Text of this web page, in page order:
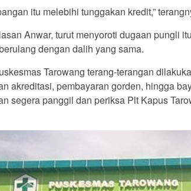
itu melebihi tunggakan kredit,”
Anwar, turut menyoroti dugaan pungli
dengan dalih yang sama.
Tarowang terang-terangan
akreditasi, pembayaran gorden, hingga
segera panggil dan periksa Plt Kapus